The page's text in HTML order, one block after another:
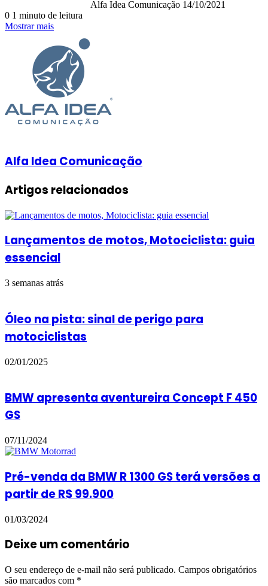
Alfa Idea Comunicação 14/10/2021
0 1 minuto de leitura
Mostrar mais
Alfa Idea Comunicação
Artigos relacionados
Lançamentos de motos, Motociclista: guia
essencial
3 semanas atrás
Óleo na pista: sinal de perigo para
motociclistas
02/01/2025
BMW apresenta aventureira Concept F 450
GS
07/11/2024
Pré-venda da BMW R 1300 GS terá versões a
partir de R$ 99.900
01/03/2024
Deixe um comentário
O seu endereço de e-mail não será publicado. Campos obrigatórios
são marcados com *